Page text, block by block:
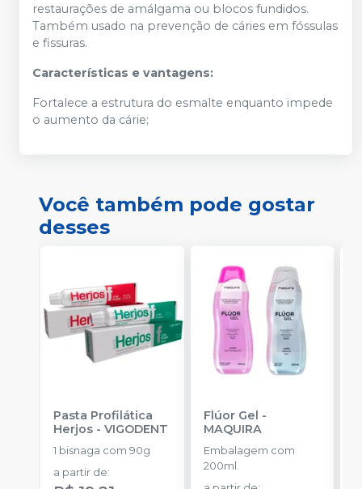
restaurações de amálgama ou blocos fundidos.
Também usado na prevenção de cáries em fóssulas
e fissuras.
Características e vantagens:
Fortalece a estrutura do esmalte enquanto impede
o aumento da cárie;
Você também pode gostar
desses
Pasta Profilática
Herjos -VIGODENT
1 bisnaga com 90g
a partir de:
Flúor Gel -
MAQUIRA
Embalagem com
200ml.